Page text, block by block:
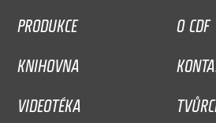
PRODUKCE
O CDF
KNIHOVNA
VIDEOTÉKA